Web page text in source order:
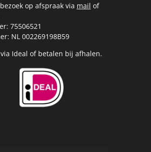
op afspraak via mail of
75506521
NL 002269198B59
Ideal of betalen bij afhalen.